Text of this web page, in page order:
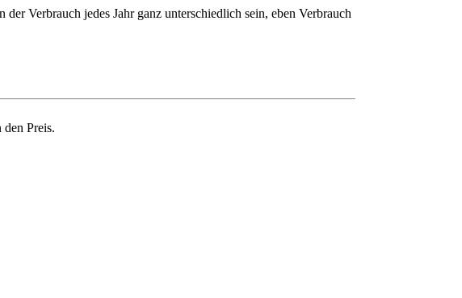
Verbrauch jedes Jahr ganz unterschiedlich sein, eben Verbrauch
Preis.